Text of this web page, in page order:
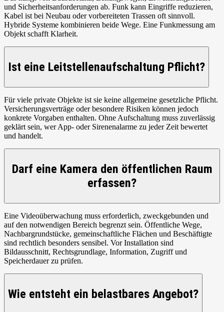
und Sicherheitsanforderungen ab. Funk kann Eingriffe reduzieren,
Kabel ist bei Neubau oder vorbereiteten Trassen oft sinnvoll.
Hybride Systeme kombinieren beide Wege. Eine Funkmessung am
Objekt schafft Klarheit.
Ist eine Leitstellenaufschaltung Pflicht?
Für viele private Objekte ist sie keine allgemeine gesetzliche Pflicht.
Versicherungsverträge oder besondere Risiken können jedoch
konkrete Vorgaben enthalten. Ohne Aufschaltung muss zuverlässig
geklärt sein, wer App- oder Sirenenalarme zu jeder Zeit bewertet
und handelt.
Darf eine Kamera den öffentlichen Raum
erfassen?
Eine Videoüberwachung muss erforderlich, zweckgebunden und
auf den notwendigen Bereich begrenzt sein. Öffentliche Wege,
Nachbargrundstücke, gemeinschaftliche Flächen und Beschäftigte
sind rechtlich besonders sensibel. Vor Installation sind
Bildausschnitt, Rechtsgrundlage, Information, Zugriff und
Speicherdauer zu prüfen.
Wie entsteht ein belastbares Angebot?